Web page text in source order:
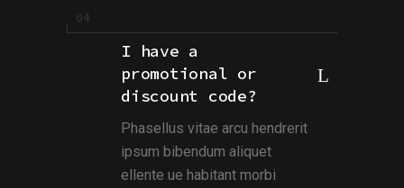
I have a
promotional or
discount code?
Phasellus vitae arcu hendrerit
ipsum bibendum aliquet
ellente ue habitant morbi